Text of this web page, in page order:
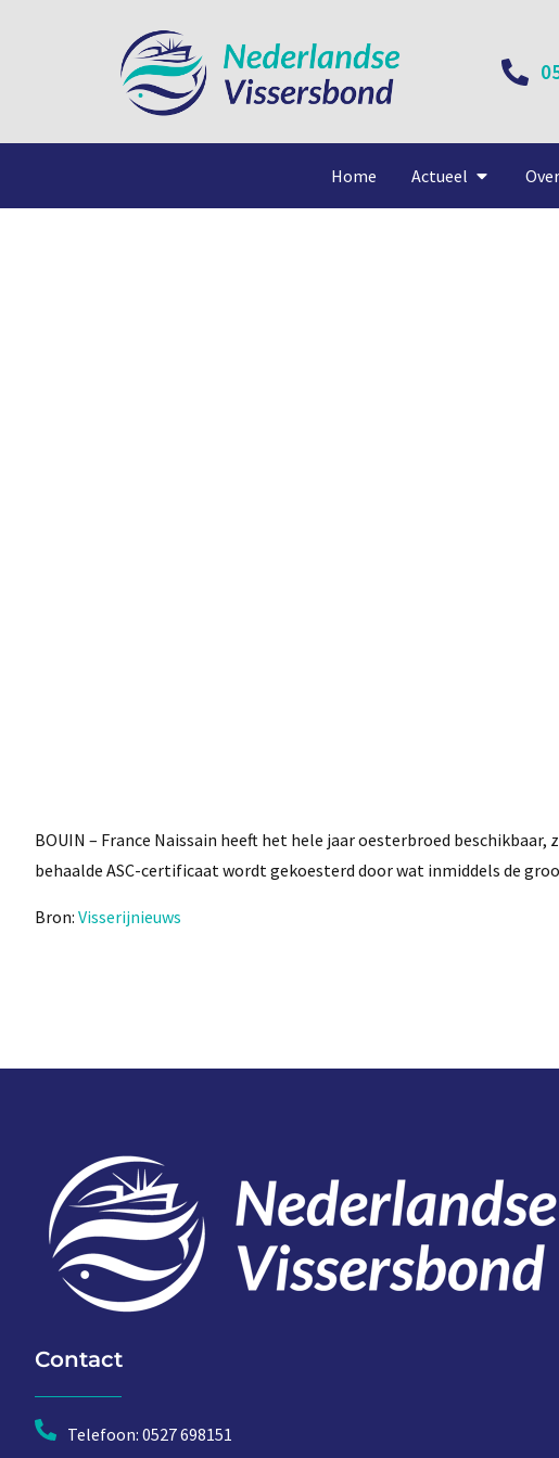
Home Actueel
BOUIN – France Naissain heeft het hele jaar oesterbroed
behaalde ASC-certificaat wordt gekoesterd door wat inmiddels de
Bron: Visserijnieuws
Contact
Telefoon: 0527 698151